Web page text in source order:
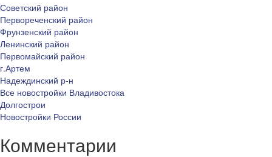
Советский район
Первореченский район
Фрунзенский район
Ленинский район
Первомайский район
г.Артем
Надеждинский р-н
Все новостройки Владивостока
Долгострои
Новостройки России
Комментарии